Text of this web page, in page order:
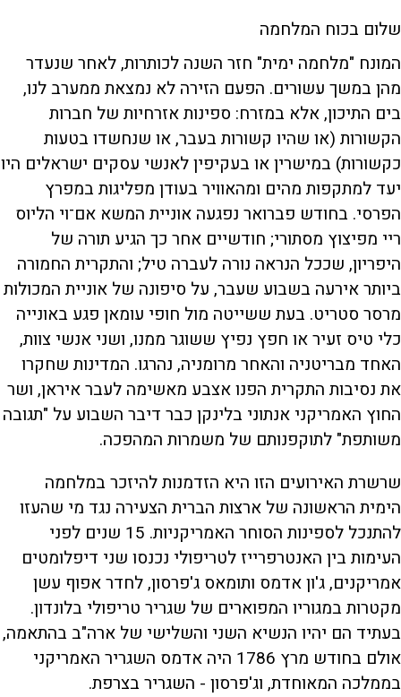
שלום בכוח המלחמה
המונח "מלחמה ימית" חזר השנה לכותרות, לאחר שנעדר
מהן במשך עשורים. הפעם הזירה לא נמצאת ממערב לנו,
בים התיכון, אלא במזרח: ספינות אזרחיות של חברות
הקשורות (או שהיו קשורות בעבר, או שנחשדו בטעות
כקשורות) במישרין או בעקיפין לאנשי עסקים ישראלים היו
יעד למתקפות מהים ומהאוויר בעודן מפליגות במפרץ
הפרסי. בחודש פברואר נפגעה אוניית המשא אם־וי הליוס
ריי מפיצוץ מסתורי; חודשיים אחר כך הגיע תורה של
היפריון, שככל הנראה נורה לעברה טיל; והתקרית החמורה
ביותר אירעה בשבוע שעבר, על סיפונה של אוניית המכולות
מרסר סטריט. בעת ששייטה מול חופי עומאן פגע באונייה
כלי טיס זעיר או חפץ נפיץ ששוגר ממנו, ושני אנשי צוות,
האחד מבריטניה והאחר מרומניה, נהרגו. המדינות שחקרו
את נסיבות התקרית הפנו אצבע מאשימה לעבר איראן, ושר
החוץ האמריקני אנתוני בלינקן כבר דיבר השבוע על "תגובה
משותפת" לתוקפנותם של משמרות המהפכה.
שרשרת האירועים הזו היא הזדמנות להיזכר במלחמה
הימית הראשונה של ארצות הברית הצעירה נגד מי שהעזו
להתנכל לספינות הסוחר האמריקניות. 15 שנים לפני
העימות בין האנטרפרייז לטריפולי נכנסו שני דיפלומטים
אמריקנים, ג'ון אדמס ותומאס ג'פרסון, לחדר אפוף עשן
מקטרות במגוריו המפוארים של שגריר טריפולי בלונדון.
בעתיד הם יהיו הנשיא השני והשלישי של ארה"ב בהתאמה,
אולם בחודש מרץ 1786 היה אדמס השגריר האמריקני
בממלכה המאוחדת, וג'פרסון - השגריר בצרפת.